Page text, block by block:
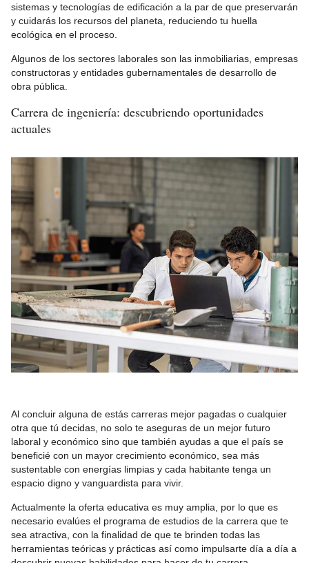
sistemas y tecnologías de edificación a la par de que preservarán
y cuidarás los recursos del planeta, reduciendo tu huella
ecológica en el proceso.
Algunos de los sectores laborales son las inmobiliarias, empresas
constructoras y entidades gubernamentales de desarrollo de
obra pública.
Carrera de ingeniería: descubriendo oportunidades
actuales
Al concluir alguna de estás carreras mejor pagadas o cualquier
otra que tú decidas, no solo te aseguras de un mejor futuro
laboral y económico sino que también ayudas a que el país se
beneficié con un mayor crecimiento económico, sea más
sustentable con energías limpias y cada habitante tenga un
espacio digno y vanguardista para vivir.
Actualmente la oferta educativa es muy amplia, por lo que es
necesario evalúes el programa de estudios de la carrera que te
sea atractiva, con la finalidad de que te brinden todas las
herramientas teóricas y prácticas así como impulsarte día a día a